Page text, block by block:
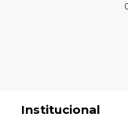
Institucional